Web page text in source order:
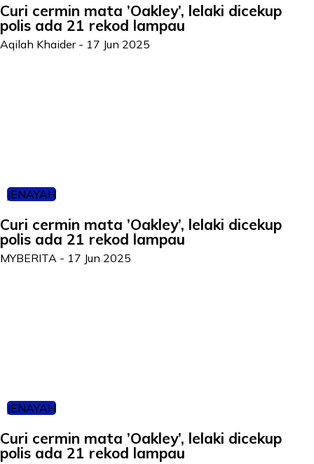
Curi cermin mata ’Oakley’, lelaki dicekup
polis ada 21 rekod lampau
Aqilah Khaider - 17 Jun 2025
JENAYAH
Curi cermin mata ’Oakley’, lelaki dicekup
polis ada 21 rekod lampau
MYBERITA - 17 Jun 2025
JENAYAH
Curi cermin mata ’Oakley’, lelaki dicekup
polis ada 21 rekod lampau